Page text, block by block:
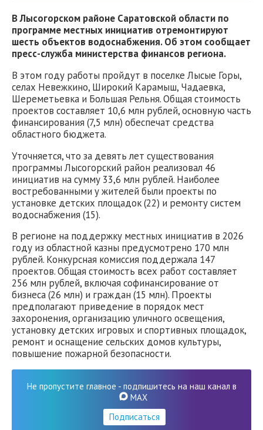
В Лысогорском районе Саратовской области по
программе местных инициатив отремонтируют
шесть объектов водоснабжения. Об этом сообщает
пресс-служба министерства финансов региона.
В этом году работы пройдут в поселке Лысые Горы,
селах Невежкино, Широкий Карамыш, Чадаевка,
Шереметьевка и Большая Рельня. Общая стоимость
проектов составляет 10,6 млн рублей, основную часть
финансирования (7,5 млн) обеспечат средства
областного бюджета.
Уточняется, что за девять лет существования
программы Лысогорский район реализовал 46
инициатив на сумму 33,6 млн рублей. Наиболее
востребованными у жителей были проекты по
установке детских площадок (22) и ремонту систем
водоснабжения (15).
В регионе на поддержку местных инициатив в 2026
году из областной казны предусмотрено 170 млн
рублей. Конкурсная комиссия поддержала 147
проектов. Общая стоимость всех работ составляет
256 млн рублей, включая софинансирование от
бизнеса (26 млн) и граждан (15 млн). Проекты
предполагают приведение в порядок мест
захоронения, организацию уличного освещения,
установку детских игровых и спортивных площадок,
ремонт и оснащение сельских домов культуры,
повышение пожарной безопасности.
Не пропустите главное - подпишитесь на наш канал в
MAX
Подписаться